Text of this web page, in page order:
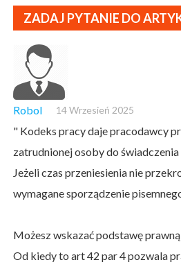
ZADAJ PYTANIE DO
Robol 14 Wrzesień 2025
" Kodeks pracy daje pracodawcy
zatrudnionej osoby do
Jeżeli czas przeniesienia nie
wymagane sporządzenie
Możesz wskazać podstawę
Od kiedy to art 42 par 4 pozwala